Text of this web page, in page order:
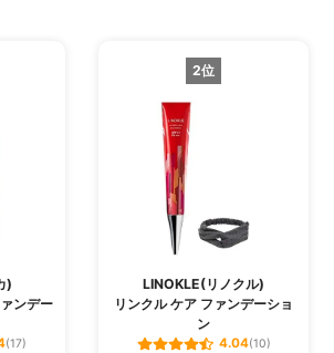
)
ンデー
(17)
2位
LINOKLE(リノクル)
リンクル ケア ファンデーショ
ン
4.04(10)